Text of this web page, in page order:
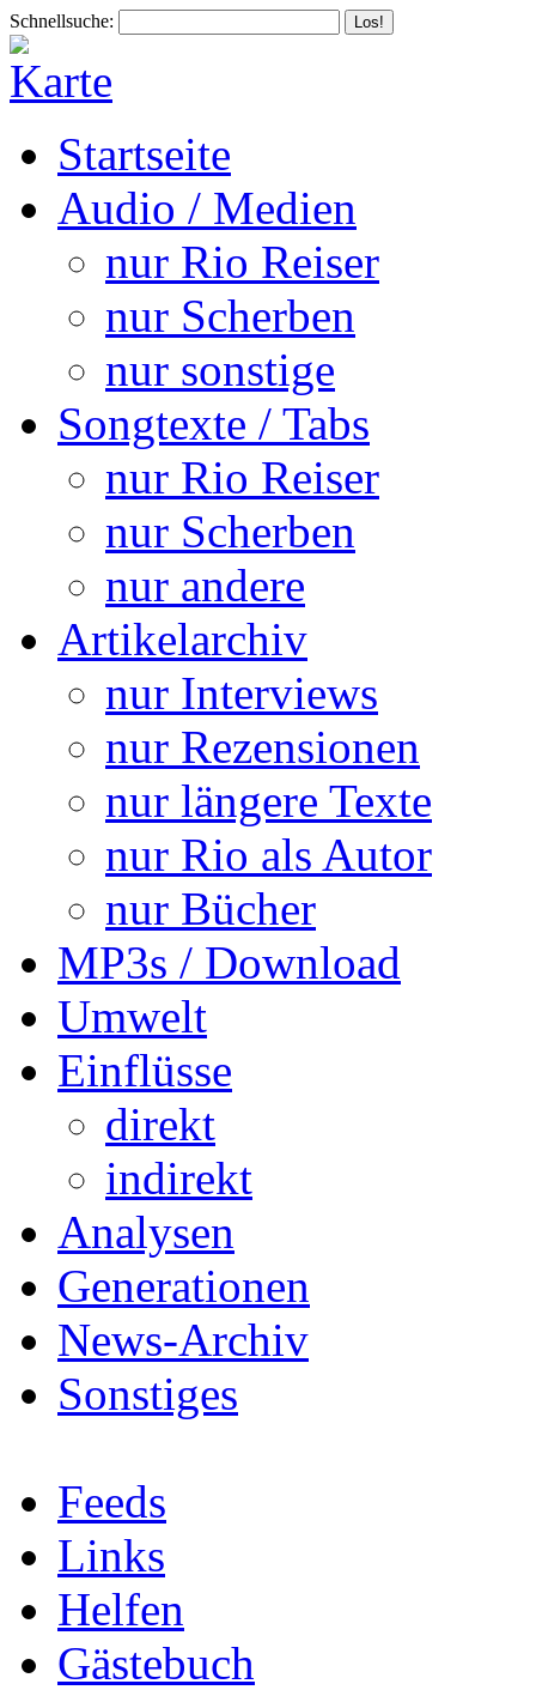
Schnellsuche:
Startseite
Audio / Medien
nur Rio Reiser
nur Scherben
nur sonstige
Songtexte / Tabs
nur Rio Reiser
nur Scherben
nur andere
Artikelarchiv
nur Interviews
nur Rezensionen
nur längere Texte
nur Rio als Autor
nur Bücher
MP3s / Download
Umwelt
Einflüsse
direkt
indirekt
Analysen
Generationen
News-Archiv
Sonstiges
Feeds
Links
Helfen
Gästebuch